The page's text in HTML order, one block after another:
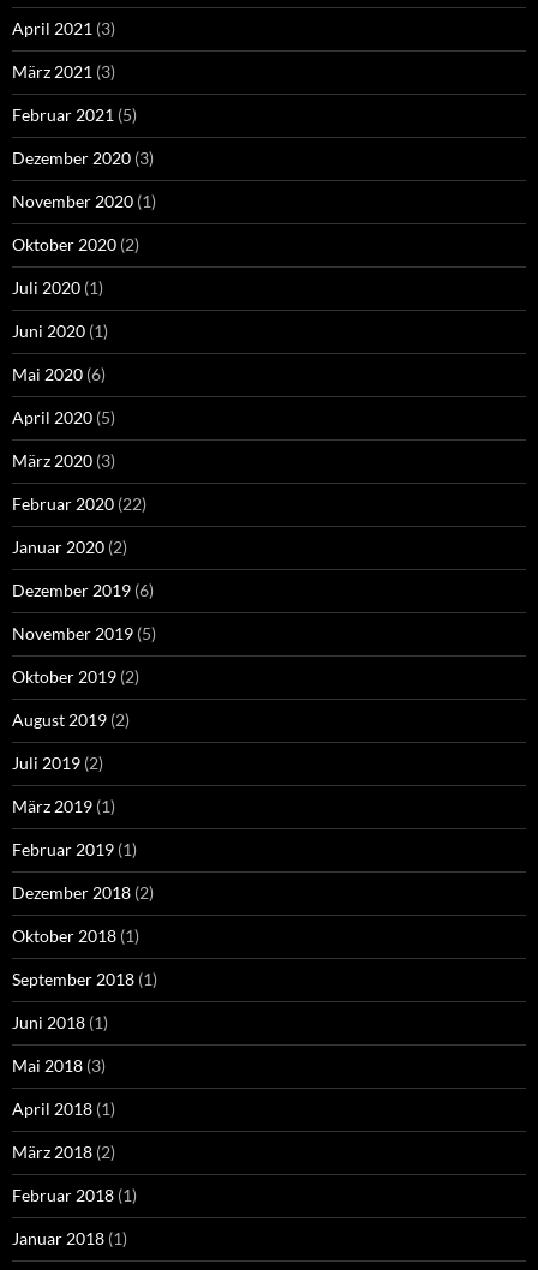
April 2021 (3)
März 2021 (3)
Februar 2021 (5)
Dezember 2020 (3)
November 2020 (1)
Oktober 2020 (2)
Juli 2020 (1)
Juni 2020 (1)
Mai 2020 (6)
April 2020 (5)
März 2020 (3)
Februar 2020 (22)
Januar 2020 (2)
Dezember 2019 (6)
November 2019 (5)
Oktober 2019 (2)
August 2019 (2)
Juli 2019 (2)
März 2019 (1)
Februar 2019 (1)
Dezember 2018 (2)
Oktober 2018 (1)
September 2018 (1)
Juni 2018 (1)
Mai 2018 (3)
April 2018 (1)
März 2018 (2)
Februar 2018 (1)
Januar 2018 (1)